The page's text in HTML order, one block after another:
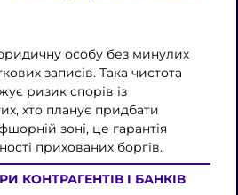
особу без минулих
записів. Така чистота
ризик спорів із
хто планує придбати
зоні, це гарантія
прихованих боргів.
КОНТРАГЕНТІВ І БАНКІВ